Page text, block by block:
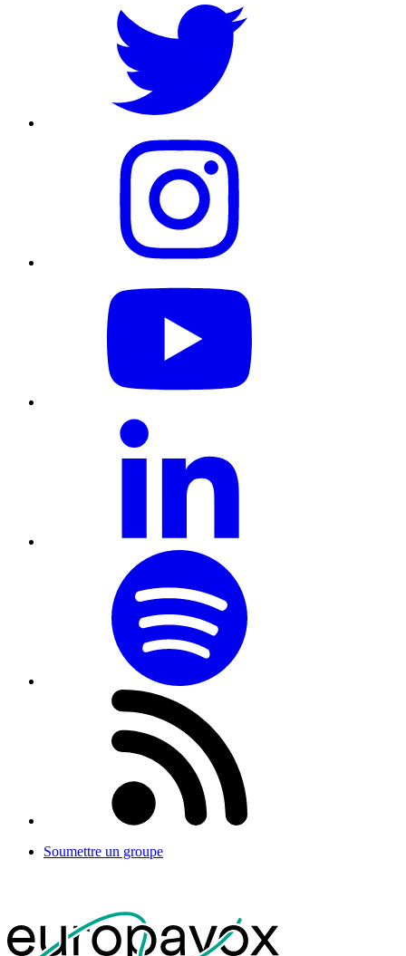
Soumettre un groupe